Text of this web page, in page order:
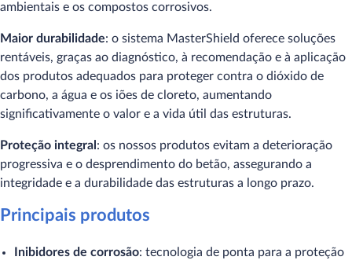
ambientais e os compostos corrosivos.
Maior durabilidade: o sistema MasterShield oferece soluções
rentáveis, graças ao diagnóstico, à recomendação e à aplicação
dos produtos adequados para proteger contra o dióxido de
carbono, a água e os iões de cloreto, aumentando
significativamente o valor e a vida útil das estruturas.
Proteção integral : os nossos produtos evitam a deterioração
progressiva e o desprendimento do betão, assegurando a
integridade e a durabilidade das estruturas a longo prazo.
Principais produtos
Inibidores de corrosão: tecnologia de ponta para a proteção